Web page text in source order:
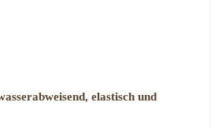
elastisch und